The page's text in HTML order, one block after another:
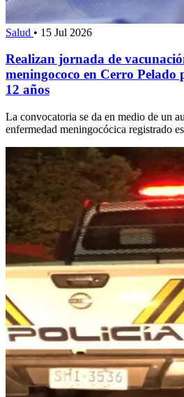
Salud • 15 Jul 2026
Realizan jornada de
meningococo en Cerro Pelado
12 años
La convocatoria se da en medio de un
enfermedad meningocócica registrado